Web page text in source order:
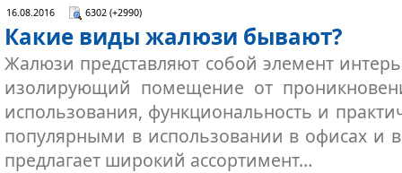
16.08.2016 6302 (+2990)
Какие виды жалюзи бывают?
Жалюзи представляют собой элемент
изолирующий помещение от
использования, функциональность и
популярными в использовании в офисах и
предлагает широкий ассортимент…